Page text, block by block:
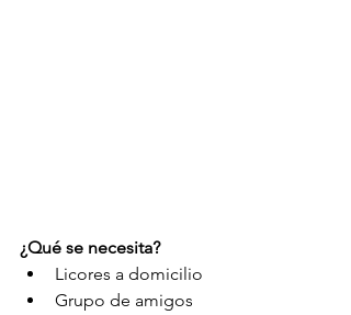
¿Qué se necesita?
Licores a domicilio
Grupo de amigos